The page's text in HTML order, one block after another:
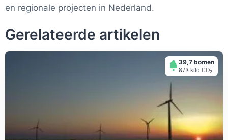
en regionale projecten in Nederland.
Gerelateerde artikelen
39,7 bomen
873 kilo СО2